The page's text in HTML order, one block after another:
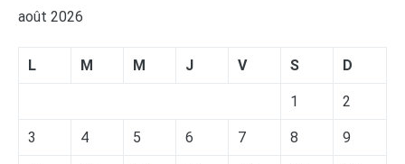
août 2026
L M M J V S D
1 2
3 4 5 6 7 8 9